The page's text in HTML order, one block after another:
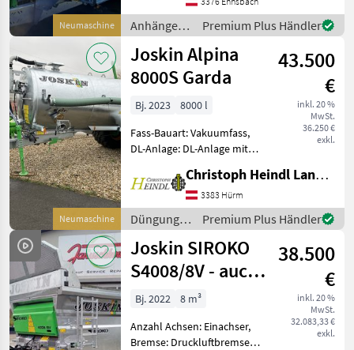
Neumaschine
Verschweißen Fahrgestell
mit Längsträgern: -
Anhänger /
Joskin
Premium Plus Händler
Neumaschine
Joskin Alpina
8000S Garda
43.500
€
inkl. 20 %
MwSt.
36.250 €
exkl.
Bj. 2023
8000 l
Fass-Bauart: Vakuumfass,
DL-Anlage: DL-Anlage mit
Breitverteiler
NEUMASCHINE - Joskin
Güllefass Alpina 2 8000 S
sofort verfügbar !!! -
Druckluftbre
Christoph Heindl Landtechnik GmbH, Inning
3383 Hürm
Düngung
und
Beregnung
/ Joskin
Premium Plus Händler
Joskin SIROKO
S4008/8V - auch
für separierte
Gülle
38.500
€
inkl. 20 %
MwSt.
32.083,33 €
exkl.
Bj. 2022
8 m³
Anzahl Achsen: Einachser,
Bremse: Druckluftbremse